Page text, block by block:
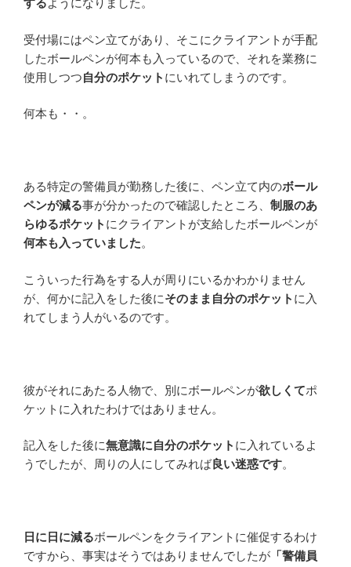
するようになりました。
受付場にはペン立てがあり、そこにクライアントが手配
したボールペンが何本も入っているので、それを業務に
使用しつつ自分のポケット にいれてしまうのです。
何本も・・。
ある特定の警備員が勤務した後に、ペン立て内のボール
ペンが減る事が分かったので確認したところ、 制服のあ
らゆるポケット にクライアントが支給したボールペンが
何本も入っていました。
こういった行為をする人が周りにいるかわかりません
が、何かに記入をした後にそのまま自分のポケット に入
れてしまう人がいるのです。
彼がそれにあたる人物で、別にボールペンが欲しくてポ
ケットに入れたわけではありません。
記入をした後に無意識に自分のポケット に入れているよ
うでしたが、周りの人にしてみれば良い迷惑です。
日に日に減るボールペンをクライアントに催促するわけ
ですから、事実はそうではありませんでしたが 「警備員